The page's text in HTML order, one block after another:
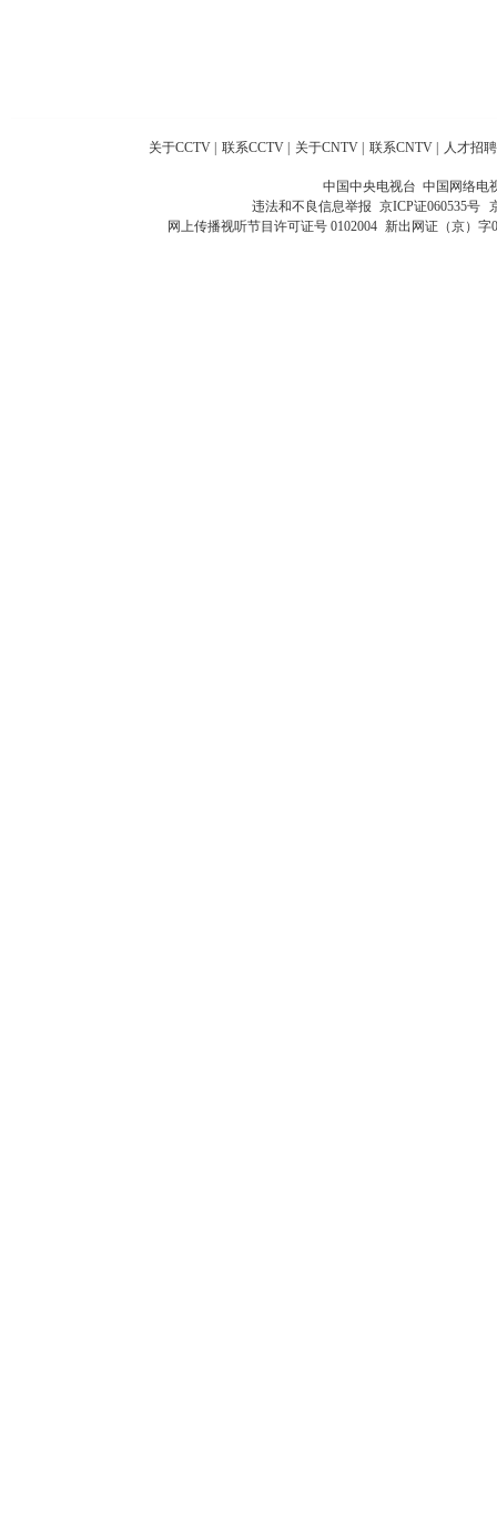
关于CCTV | 联系CCTV | 关于CNTV | 联系CNTV | 人才招聘
中国中央电视台 中国网络电
违法和不良信息举报 京ICP证060535号
网上传播视听节目许可证号 0102004 新出网证（京）